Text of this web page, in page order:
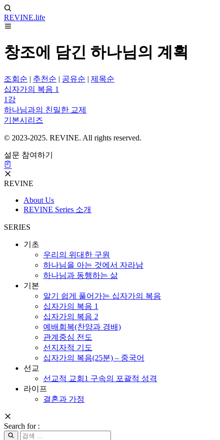
REVINE.life
창조에 담긴 하나님의 계획
조회순 | 추천순 | 공유순 | 제목순
십자가의 복음 1
1강
하나님과의 친밀한 교제
기본시리즈
© 2023-2025. REVINE. All rights reserved.
설문 참여하기
REVINE
About Us
REVINE Series 소개
SERIES
기초
우리의 위대한 구원
하나님을 아는 것에서 자라남
하나님과 동행하는 삶
기본
알기 쉽게 풀어가는 십자가의 복음
십자가의 복음 1
십자가의 복음 2
예배회복(찬양과 경배)
관계중심 전도
선지자적 기도
십자가의 복음(25분) – 중국어
선교
선교적 교회1 구속의 포괄적 성격
라이프
결혼과 가정
Search for :